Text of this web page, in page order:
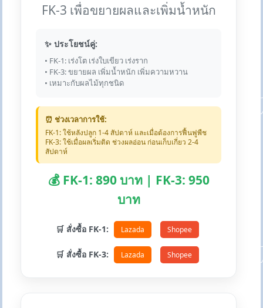
FK-3 เพื่อขยายผลและเพิ่มน้ำหนัก
✨ ประโยชน์คู่:
• FK-1: เร่งโต เร่งใบเขียว เร่งราก
• FK-3: ขยายผล เพิ่มน้ำหนัก เพิ่มความหวาน
• เหมาะกับผลไม้ทุกชนิด
⏰ ช่วงเวลาการใช้:
FK-1: ใช้หลังปลูก 1-4 สัปดาห์ และเมื่อต้องการฟื้นฟูพืช
FK-3: ใช้เมื่อผลเริ่มติด ช่วงผลอ่อน ก่อนเก็บเกี่ยว 2-4
สัปดาห์
💰 FK-1: 890 บาท | FK-3: 950
บาท
🛒 สั่งซื้อ FK-1: Lazada Shopee
🛒 สั่งซื้อ FK-3: Lazada Shopee